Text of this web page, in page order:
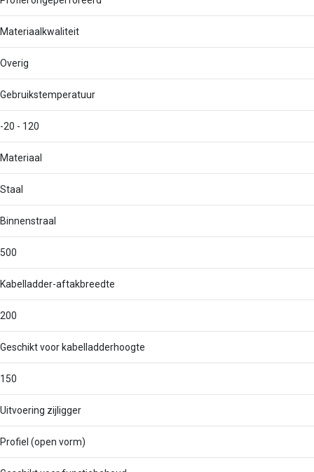
Materiaalkwaliteit
Overig
Gebruikstemperatuur
-20 - 120
Materiaal
Staal
Binnenstraal
500
Kabelladder-aftakbreedte
200
Geschikt voor kabelladderhoogte
150
Uitvoering zijligger
Profiel (open vorm)